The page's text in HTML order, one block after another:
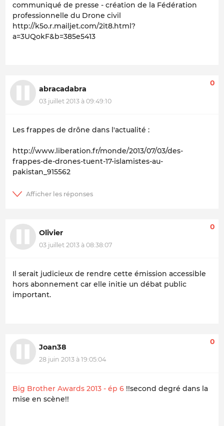
communiqué de presse - création de la Fédération
professionnelle du Drone civil
http://k5o.r.mailjet.com/2it8.html?
a=3UQokF&b=385e5413
abracadabra
03 juillet 2013 à 09:49:10
0
Les frappes de drône dans l'actualité :
http://www.liberation.fr/monde/2013/07/03/des-
frappes-de-drones-tuent-17-islamistes-au-
pakistan_915562
Olivier
03 juillet 2013 à 08:38:07
0
Il serait judicieux de rendre cette émission accessible
hors abonnement car elle initie un débat public
important.
Joan38
28 juin 2013 à 19:05:04
0
Big Brother Awards 2013 - ép 6 !!second degré dans la
mise en scène!!